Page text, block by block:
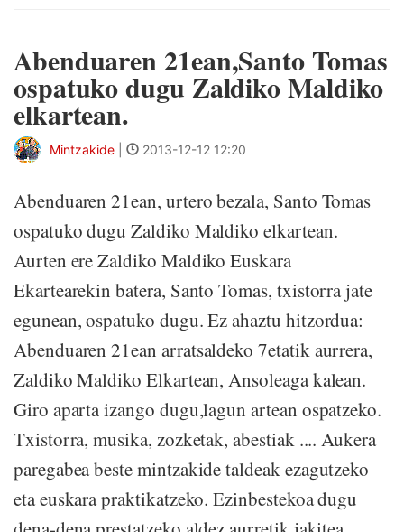
Abenduaren 21ean,Santo Tomas
ospatuko dugu Zaldiko Maldiko
elkartean.
Mintzakide 2013-12-12 12:20
Abenduaren 21ean, urtero bezala, Santo Tomas
ospatuko dugu Zaldiko Maldiko elkartean.
Aurten ere Zaldiko Maldiko Euskara
Ekartearekin batera, Santo Tomas, txistorra jate
egunean, ospatuko dugu. Ez ahaztu hitzordua:
Abenduaren 21ean arratsaldeko 7etatik aurrera,
Zaldiko Maldiko Elkartean, Ansoleaga kalean.
Giro aparta izango dugu,lagun artean ospatzeko.
Txistorra, musika, zozketak, abestiak .... Aukera
paregabea beste mintzakide taldeak ezagutzeko
eta euskara praktikatzeko. Ezinbestekoa dugu